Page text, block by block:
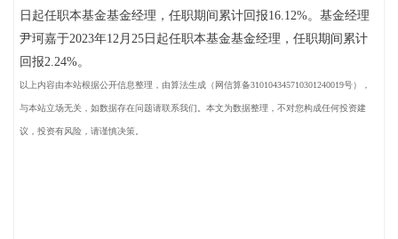
日起任职本基金基金经理，任职期间累计回报16.12%。基金经理
尹珂嘉于2023年12月25日起任职本基金基金经理，任职期间累计
回报2.24%。
以上内容由本站根据公开信息整理，由算法生成（网信算备310104345710301240019号），
与本站立场无关，如数据存在问题请联系我们。本文为数据整理，不对您构成任何投资建
议，投资有风险，请谨慎决策。